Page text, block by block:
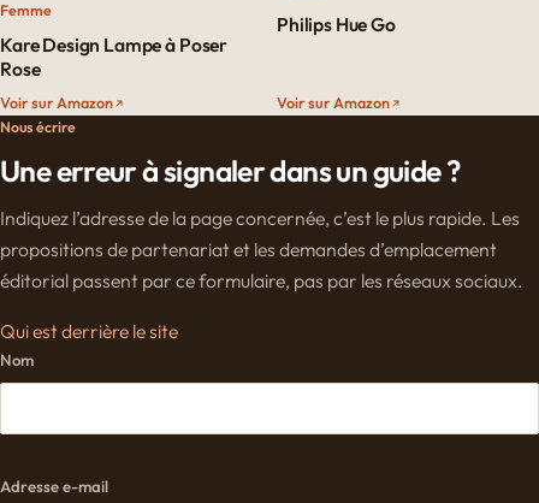
Femme
Kare Design Lampe à Poser
Rose
Voir sur Amazon
Philips Hue Go
Voir sur Amazon
Nous écrire
Une erreur à signaler dans un guide ?
Indiquez l’adresse de la page concernée, c’est le plus rapide. Les
propositions de partenariat et les demandes d’emplacement
éditorial passent par ce formulaire, pas par les réseaux sociaux.
Qui est derrière le site
Nom
Adresse e-mail